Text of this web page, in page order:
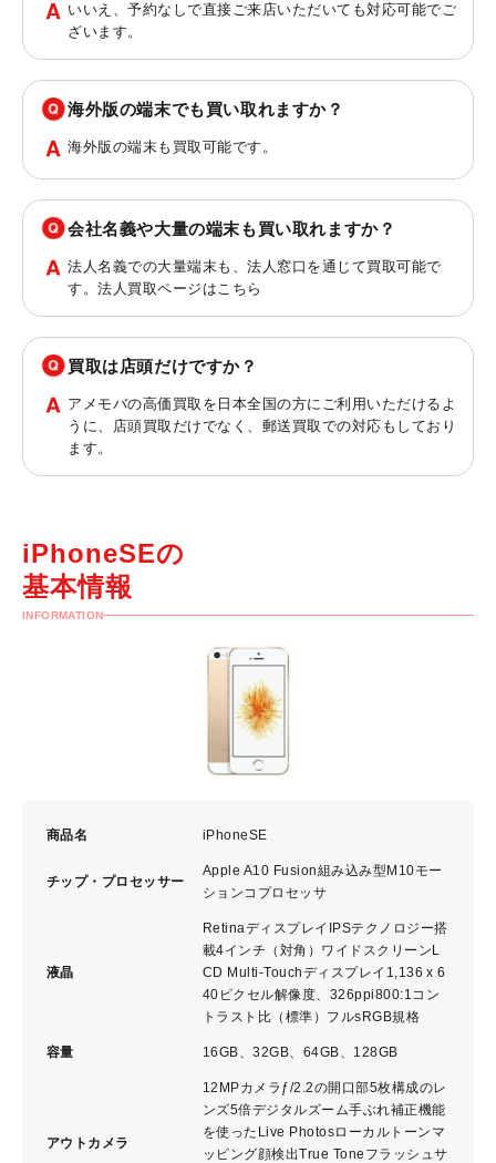
いいえ、予約なしで直接ご来店いただいても対応可能でご
ざいます。
海外版の端末でも買い取れますか？
海外版の端末も買取可能です。
会社名義や大量の端末も買い取れますか？
法人名義での大量端末も、法人窓口を通じて買取可能で
す。法人買取ページは こちら
買取は店頭だけですか？
アメモバの高価買取を日本全国の方にご利用いただけるよ
うに、店頭買取だけでなく、郵送買取での対応もしており
ます。
iPhoneSEの
基本情報
INFORMATION
商品名 iPhoneSE
チップ・プロセッサー
Apple A10 Fusion組み込み型M10モー
ションコプロセッサ
液晶
RetinaディスプレイIPSテクノロジー搭
載4インチ（対角）ワイドスクリーンL
CD Multi‑Touchディスプレイ1,136 x 6
40ピクセル解像度、326ppi800:1コン
トラスト比（標準）フルsRGB規格
容量 16GB、32GB、64GB、128GB
アウトカメラ
12MPカメラƒ/2.2の開口部5枚構成のレ
ンズ5倍デジタルズーム手ぶれ補正機能
を使ったLive Photosローカルトーンマ
ッピング顔検出True Toneフラッシュサ